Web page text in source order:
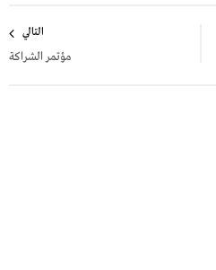
التالي
مؤتمر الشراكة